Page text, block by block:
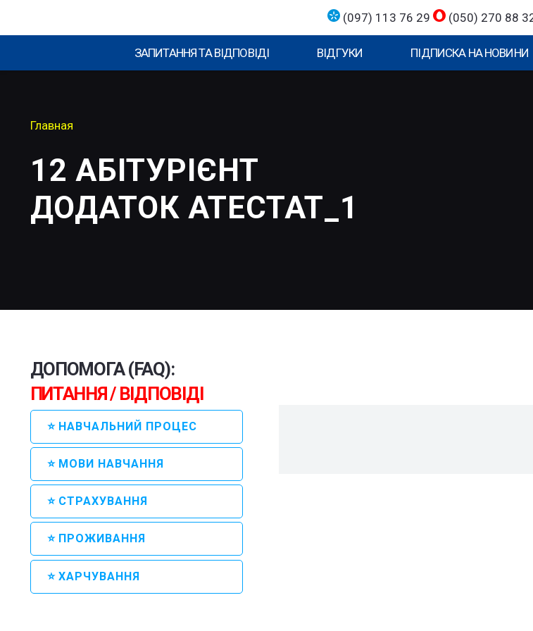
(097) 113 76 29 (050) 270 88
ЗАПИТАННЯ ТА ВІДПОВІДІ ВІДГУКИ ПІДПИСКА НА НОВИНИ
Главная
12 АБІТУРІЄНТ
ДОДАТОК АТЕСТАТ_1
ДОПОМОГА (FAQ):
ПИТАННЯ / ВІДПОВІДІ
⭐ НАВЧАЛЬНИЙ ПРОЦЕС
⭐ МОВИ НАВЧАННЯ
⭐ СТРАХУВАННЯ
⭐ ПРОЖИВАННЯ
⭐ ХАРЧУВАННЯ